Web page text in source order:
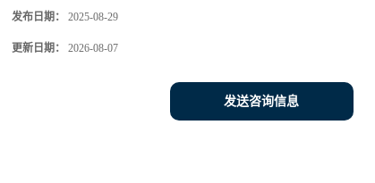
发布日期： 2025-08-29
更新日期： 2026-08-07
发送咨询信息